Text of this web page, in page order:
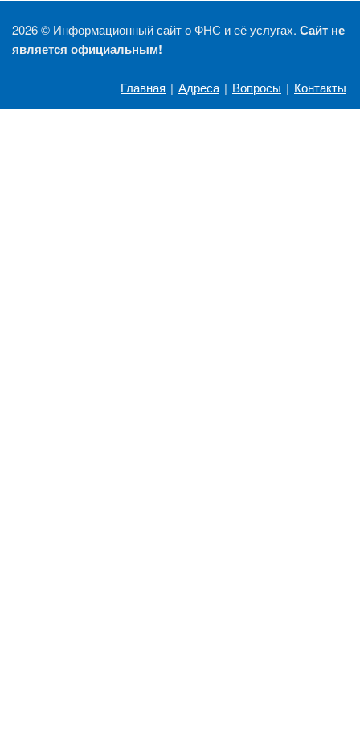
2026 © Информационный сайт о ФНС и её услугах. Сайт не
является официальным!
Главная | Адреса | Вопросы | Контакты